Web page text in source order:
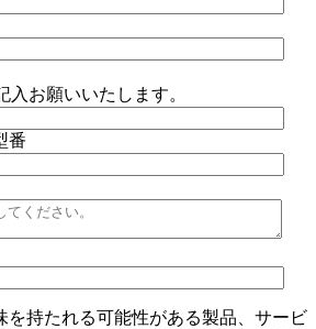
お願いいたします。
番
を持たれる可能性がある製品、サービ